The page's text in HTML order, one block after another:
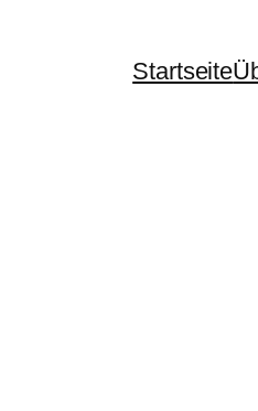
Startseite